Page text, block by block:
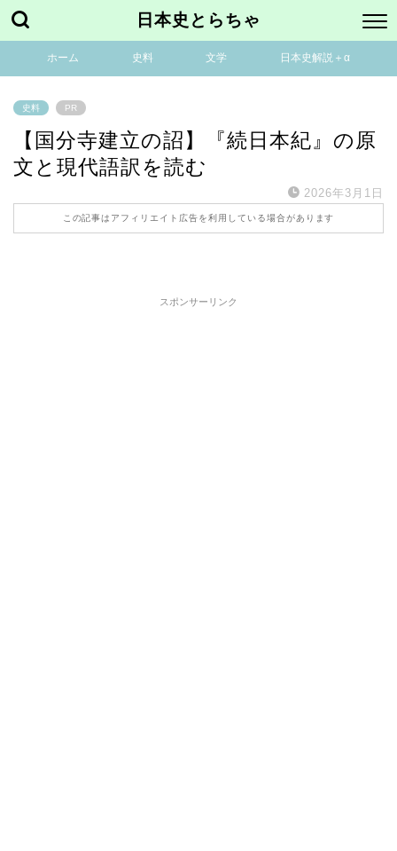
日本史とらちゃ
ホーム 史料 文学 日本史解説＋α
史料 PR
【国分寺建立の詔】『続日本紀』の原
文と現代語訳を読む
2026年3月1日
この記事はアフィリエイト広告を利用している場合があります
スポンサーリンク